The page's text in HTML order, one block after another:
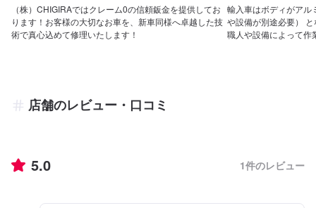
（株）CHIGIRAではクレーム0の信頼鈑金を提供してお
ります！お客様の大切なお車を、新車同様へ卓越した技
術で真心込めて修理いたします！
輸入車はボディがアル
や設備が別途必要）
職人や設備によって作
店舗のレビュー・口コミ
5.0 1件のレビュー